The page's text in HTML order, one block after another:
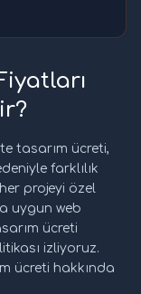
tasarım ücreti,
farklılık
projeyi özel
uygun web
ücreti
izliyoruz.
ücreti hakkında